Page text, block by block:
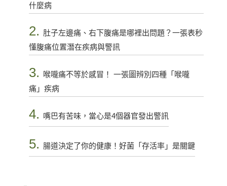
什麼病
2. 肚子左邊痛、右下腹痛是哪裡出問題？一張表秒
懂腹痛位置潛在疾病與警訊
3.
喉嚨痛不等於感冒！ 一張圖辨別四種「喉嚨
痛」疾病
4. 嘴巴有苦味，當心是4個器官發出警訊
5. 腸道決定了你的健康！好菌「存活率」是關鍵